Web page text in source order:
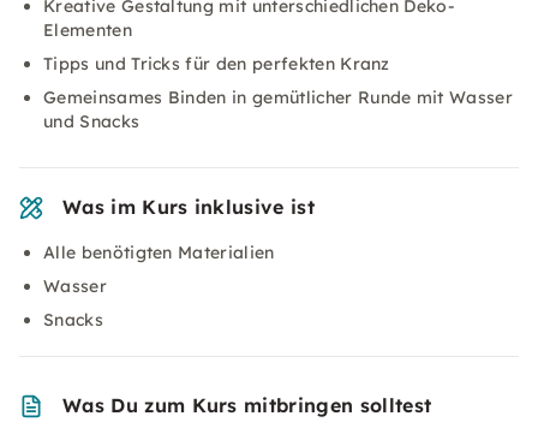
Kreative Gestaltung mit unterschiedlichen Deko-
Elementen
Tipps und Tricks für den perfekten Kranz
Gemeinsames Binden in gemütlicher Runde mit Wasser
und Snacks
Was im Kurs inklusive ist
Alle benötigten Materialien
Wasser
Snacks
Was Du zum Kurs mitbringen solltest